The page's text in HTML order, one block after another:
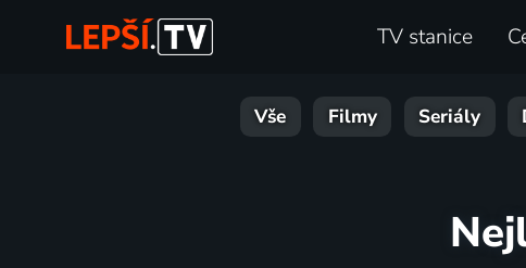
TV stanice
Vše Filmy Seriály